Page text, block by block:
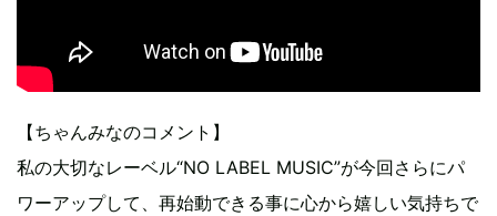
【ちゃんみなのコメント】
私の大切なレーベル“NO LABEL MUSIC”が今回さらにパ
ワーアップして、再始動できる事に心から嬉しい気持ちで